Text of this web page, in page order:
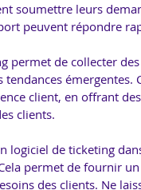
soumettre leurs
peuvent répondre
permet de collecter
tendances
client, en offrant
clients.
logiciel de ticketing
permet de fournir
des clients. Ne